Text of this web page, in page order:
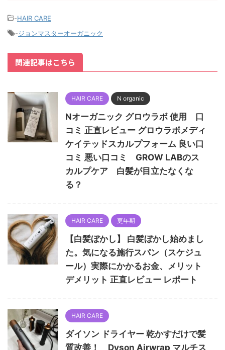
-HAIR CARE
-ジョンマスターオーガニック
関連記事はこちら
HAIR CARE N organic
Nオーガニック グロウラボ 使用 口
コミ 正直レビュー グロウラボメディ
ケイテッドスカルプフォーム 良い口
コミ 悪い口コミ GROW LABのス
カルプケア 白髪が目立たなくな
る？
HAIR CARE 更年期
【白髪ぼかし】 白髪ぼかし始めまし
た。気になる施行スパン（スケジュ
ール）実際にかかるお金、メリット
デメリット 正直レビュー レポート
HAIR CARE
ダイソン ドライヤー 乾かすだけで髪
質改善！ Dyson Airwrap マルチス